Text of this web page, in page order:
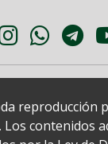
reproducción
contenidos